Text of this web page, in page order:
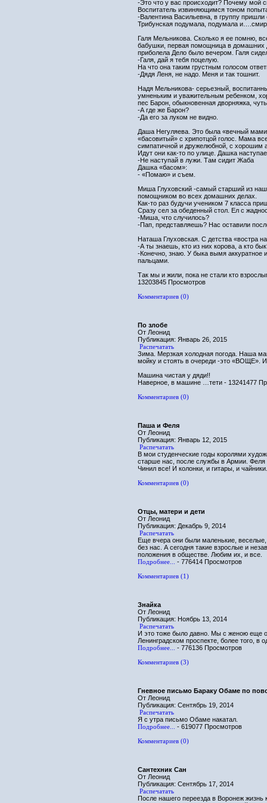
-Это что у вас происходит? Почему мой
Воспитатель извиняющимся тоном
-Валентина Васильевна, в группу
Трибунская подумала, подумала
Галя Мельникова. Сколько я ее помню,
бабушки, первая помощница в домашних
приболела Дело было вечером. Галя
-Галя, дай я тебя поцелую.
На что она таким грустным голосом
-Дядя Леня, не надо. Меня и так тошнит.
Надя Мельникова- серьезный,
умненьким и уважительным ребенком,
пес Барон, обыкновенная дворняжка,
-А где же Барон?
-Да его за луком не видно.
Даша Негуляева. Это была «вечный
«басовитый» с хрипотцой голос. Мама
симпатичной и дружелюбной, с хорошим
Идут они как-то по улице. Дашка
-Не наступай в лужи. Там сидит Жаба
Дашка «басом»:
- «Помаю» и съем.
Миша Глуховский -самый старший из
помощником во всех домашних делах.
Как-то раз будучи учеником 7 класса
Сразу сел за обеденный стол. Ел с
-Миша, что случилось?
-Пап, представляешь? Нас оставили
Наташа Глуховская. С детства «востра
-А ты знаешь, кто из них корова, а кто
-Конечно, знаю. У быка вымя аккуратное
пальцами.
Так мы и жили, пока не стали кто
13203845 Просмотров
Комментариев (0)
По злобе
От Леонид
Публикация: Январь 26, 2015
Распечатать
Зима. Мерзкая холодная погода. Наша
мойку и стоять в очереди -это «ВОЩЕ». И
Машина чистая у дяди!!
Наверное, в машине …тети - 13241477
Комментариев (0)
Паша и Феля
От Леонид
Публикация: Январь 12, 2015
Распечатать
В мои студенческие годы королями
старше нас, после службы в Армии. Феля
Чинил все! И колонки, и гитары, и
Комментариев (0)
Отцы, матери и дети
От Леонид
Публикация: Декабрь 9, 2014
Распечатать
Еще вчера они были маленькие,
без нас. А сегодня такие взрослые и
положения в обществе. Любим их, и все.
Подробнее...
- 776414 Просмотров
Комментариев (1)
Знайка
От Леонид
Публикация: Ноябрь 13, 2014
Распечатать
И это тоже было давно. Мы с женою еще
Ленинградском проспекте, более того,
Подробнее...
- 776136 Просмотров
Комментариев (3)
Гневное письмо Бараку Обаме по
От Леонид
Публикация: Сентябрь 19, 2014
Распечатать
Я с утра письмо Обаме накатал.
Подробнее...
- 619077 Просмотров
Комментариев (0)
Сантехник Сан
От Леонид
Публикация: Сентябрь 17, 2014
Распечатать
После нашего переезда в Воронеж жизнь